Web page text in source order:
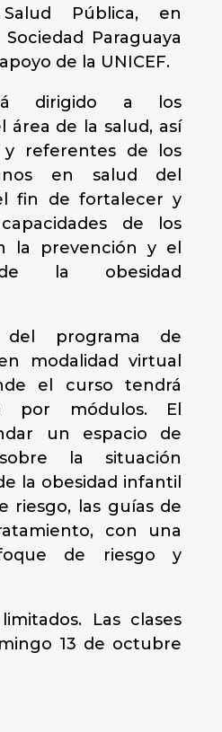
Pública, en
Paraguaya
de la UNICEF.
dirigido a los
área de la salud, así
referentes de los
en salud del
fin de fortalecer y
de los
la prevención y el
la obesidad
del programa de
modalidad virtual
el curso tendrá
por módulos. El
un espacio de
la situación
la obesidad infantil
riesgo, las guías de
con una
de riesgo y
Las clases
13 de octubre